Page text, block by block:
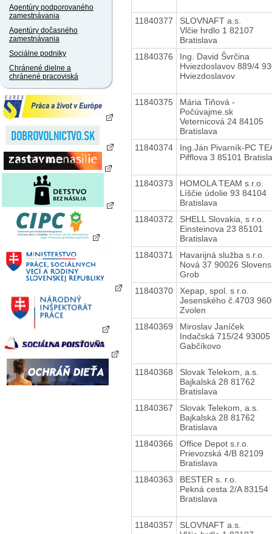
Agentúry podporovaného
zamestnávania
Agentúry dočasného
zamestnávania
Sociálne podniky
Chránené dielne a
chránené pracoviská
11840377
SLOVNAFT a.s.
Vlčie hrdlo 1 82107
Bratislava
11840376
Ing. David Švrčina
Hviezdoslavov 889/4
Hviezdoslavov
11840375
Mária Tiňová -
Počúvajme.sk
Veternicová 24 84105
Bratislava
11840374
Ing.Ján Pivarník-PC
Pifflova 3 85101
11840373
HOMOLA TEAM s.r.o.
Líščie údolie 93 84104
Bratislava
11840372
SHELL Slovakia, s r.o.
Einsteinova 23 85101
Bratislava
11840371
Havarijná služba s.r.o.
Nová 37 90026
Grob
11840370
Xepap, spol. s r.o.
Jesenského č.4703
Zvolen
11840369
Miroslav Janíček
Indačská 715/24 93005
Gabčíkovo
11840368
Slovak Telekom, a.s.
Bajkalská 28 81762
Bratislava
11840367
Slovak Telekom, a.s.
Bajkalská 28 81762
Bratislava
11840366
Office Depot s.r.o.
Prievozská 4/B 82109
Bratislava
11840363
BESTER s. r.o.
Pekná cesta 2/A 83154
Bratislava
11840357
SLOVNAFT a.s.